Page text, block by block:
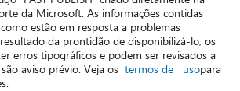
da Microsoft. As informações contidas
estão em resposta a problemas
da prontidão de disponibilizá-lo, os
erros tipográficos e podem ser revisados a
aviso prévio. Veja ostermos de usopara